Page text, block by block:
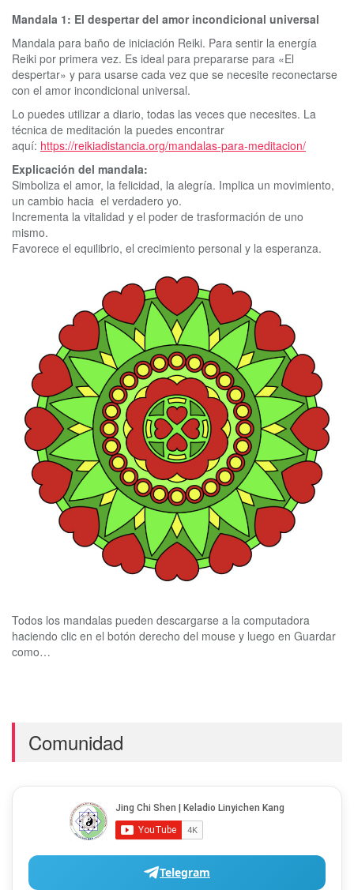
Mandala 1: El despertar del amor incondicional universal
Mandala para baño de iniciación Reiki. Para sentir la energía
Reiki por primera vez. Es ideal para prepararse para «El
despertar» y para usarse cada vez que se necesite reconectarse
con el amor incondicional universal.
Lo puedes utilizar a diario, todas las veces que necesites. La
técnica de meditación la puedes encontrar
aquí: https://reikiadistancia.org/mandalas-para-meditacion/
Explicación del mandala:
Simboliza el amor, la felicidad, la alegría. Implica un movimiento,
un cambio hacia el verdadero yo.
Incrementa la vitalidad y el poder de trasformación de uno
mismo.
Favorece el equilibrio, el crecimiento personal y la esperanza.
Todos los mandalas pueden descargarse a la computadora
haciendo clic en el botón derecho del mouse y luego en Guardar
como…
Comunidad
Telegram